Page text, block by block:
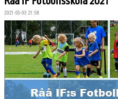
KALENDER
RÅÅ IF:S UTBILDNINGSPLAN
BILDGALLERI
VÅRA LAG
MATCHER
2021-05-03 21:58